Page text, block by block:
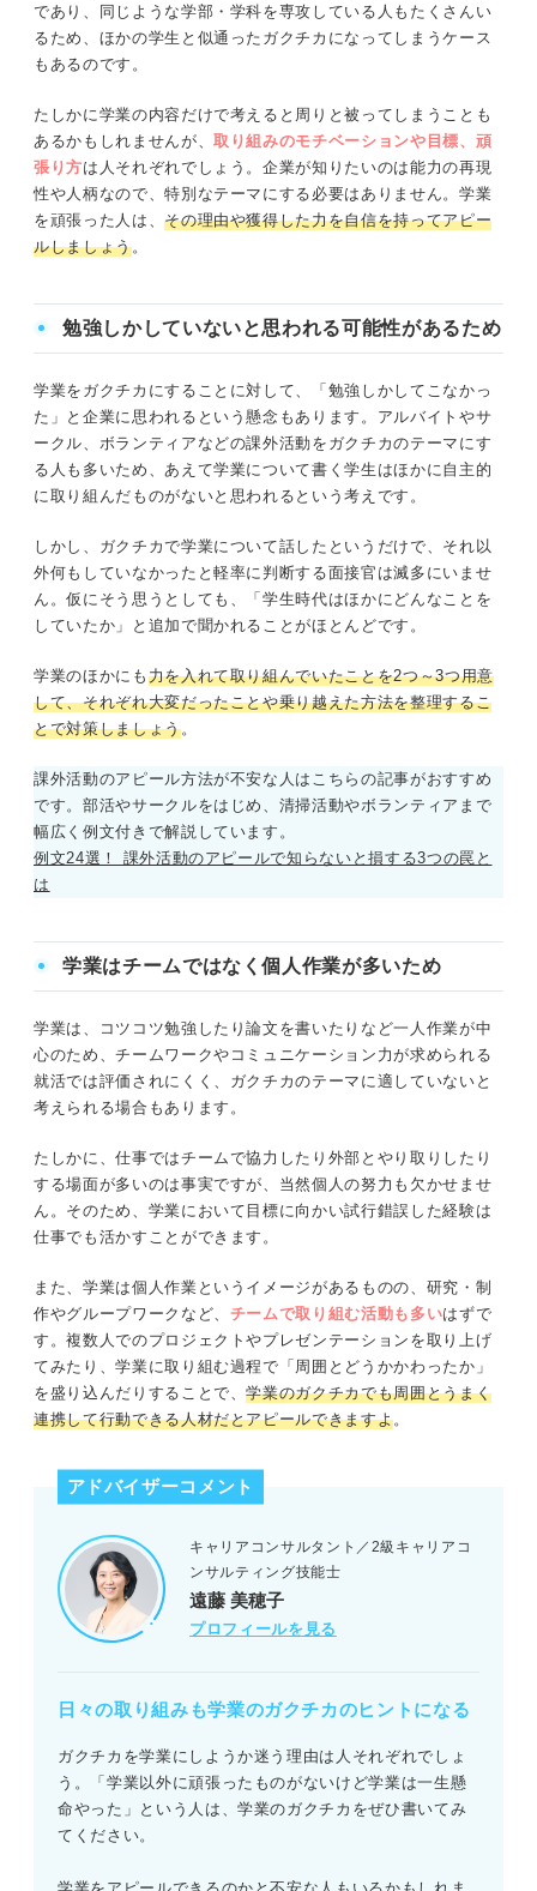
であり、同じような学部・学科を専攻している人もたくさんい
るため、ほかの学生と似通ったガクチカになってしまうケース
もあるのです。
たしかに学業の内容だけで考えると周りと被ってしまうことも
あるかもしれませんが、取り組みのモチベーションや目標、頑
張り方は人それぞれでしょう。企業が知りたいのは能力の再現
性や人柄なので、特別なテーマにする必要はありません。学業
を頑張った人は、その理由や獲得した力を自信を持ってアピー
ルしましょう。
勉強しかしていないと思われる可能性があるため
学業をガクチカにすることに対して、「勉強しかしてこなかっ
た」と企業に思われるという懸念もあります。アルバイトやサ
ークル、ボランティアなどの課外活動をガクチカのテーマにす
る人も多いため、あえて学業について書く学生はほかに自主的
に取り組んだものがないと思われるという考えです。
しかし、ガクチカで学業について話したというだけで、それ以
外何もしていなかったと軽率に判断する面接官は滅多にいませ
ん。仮にそう思うとしても、「学生時代はほかにどんなことを
していたか」と追加で聞かれることがほとんどです。
学業のほかにも 力を入れて取り組んでいたことを2つ～3つ用意
して、それぞれ大変だったことや乗り越えた方法を整理するこ
とで対策しましょう。
課外活動のアピール方法が不安な人はこちらの記事がおすすめ
です。部活やサークルをはじめ、清掃活動やボランティアまで
幅広く例文付きで解説しています。
例文24選！ 課外活動のアピールで知らないと損する3つの罠と
は
学業はチームではなく個人作業が多いため
学業は、コツコツ勉強したり論文を書いたりなど一人作業が中
心のため、チームワークやコミュニケーション力が求められる
就活では評価されにくく、ガクチカのテーマに適していないと
考えられる場合もあります。
たしかに、仕事ではチームで協力したり外部とやり取りしたり
する場面が多いのは事実ですが、当然個人の努力も欠かせませ
ん。そのため、学業において目標に向かい試行錯誤した経験は
仕事でも活かすことができます。
また、学業は個人作業というイメージがあるものの、研究・制
作やグループワークなど、 チームで取り組む活動も多いはずで
す。複数人でのプロジェクトやプレゼンテーションを取り上げ
てみたり、学業に取り組む過程で「周囲とどうかかわったか」
を盛り込んだりすることで、学業のガクチカでも周囲とうまく
連携して行動できる人材だとアピールできますよ。
アドバイザーコメント
キャリアコンサルタント／2級キャリアコ
ンサルティング技能士
遠藤 美穂子
プロフィールを見る
日々の取り組みも学業のガクチカのヒントになる
ガクチカを学業にしようか迷う理由は人それぞれでしょ
う。「学業以外に頑張ったものがないけど学業は一生懸
命やった」という人は、学業のガクチカをぜひ書いてみ
てください。